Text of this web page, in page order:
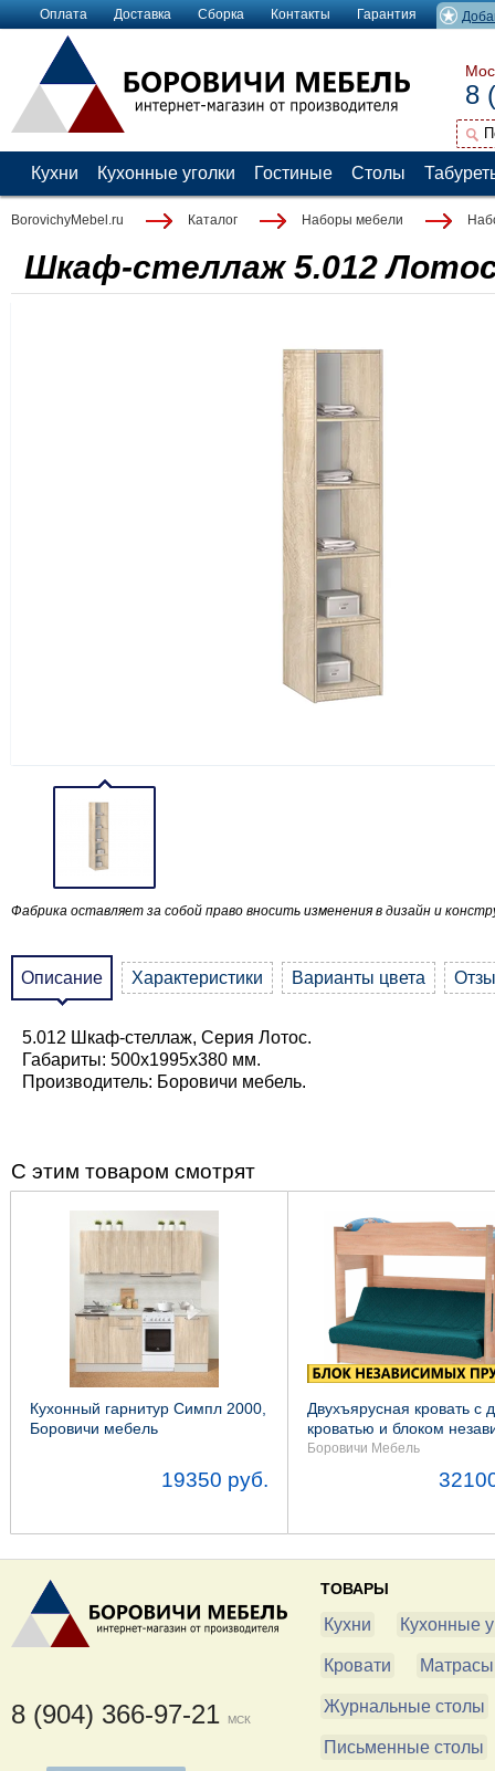
Оплата Доставка Сборка Контакты Гарантия
8
Кухни Кухонные уголки Гостиные Столы
BorovichyMebel.ru Каталог Наборы мебели
Шкаф-стеллаж 5.012
Фабрика оставляет за собой право вносить изменения в дизайн и
Описание Характеристики Варианты цвета
5.012 Шкаф-стеллаж, Серия Лотос.
Габариты: 500х1995х380 мм.
Производитель: Боровичи мебель.
С этим товаром смотрят
Кухонный гарнитур Симпл 2000,
Боровичи мебель
19350 руб.
Двухъярусная кровать с
кроватью и блоком
пружин
Боровичи Мебель
8 (904) 366-97-21 МСК
ТОВАРЫ
Кухни Кухонные
Кровати Матрасы
Журнальные столы
Письменные столы